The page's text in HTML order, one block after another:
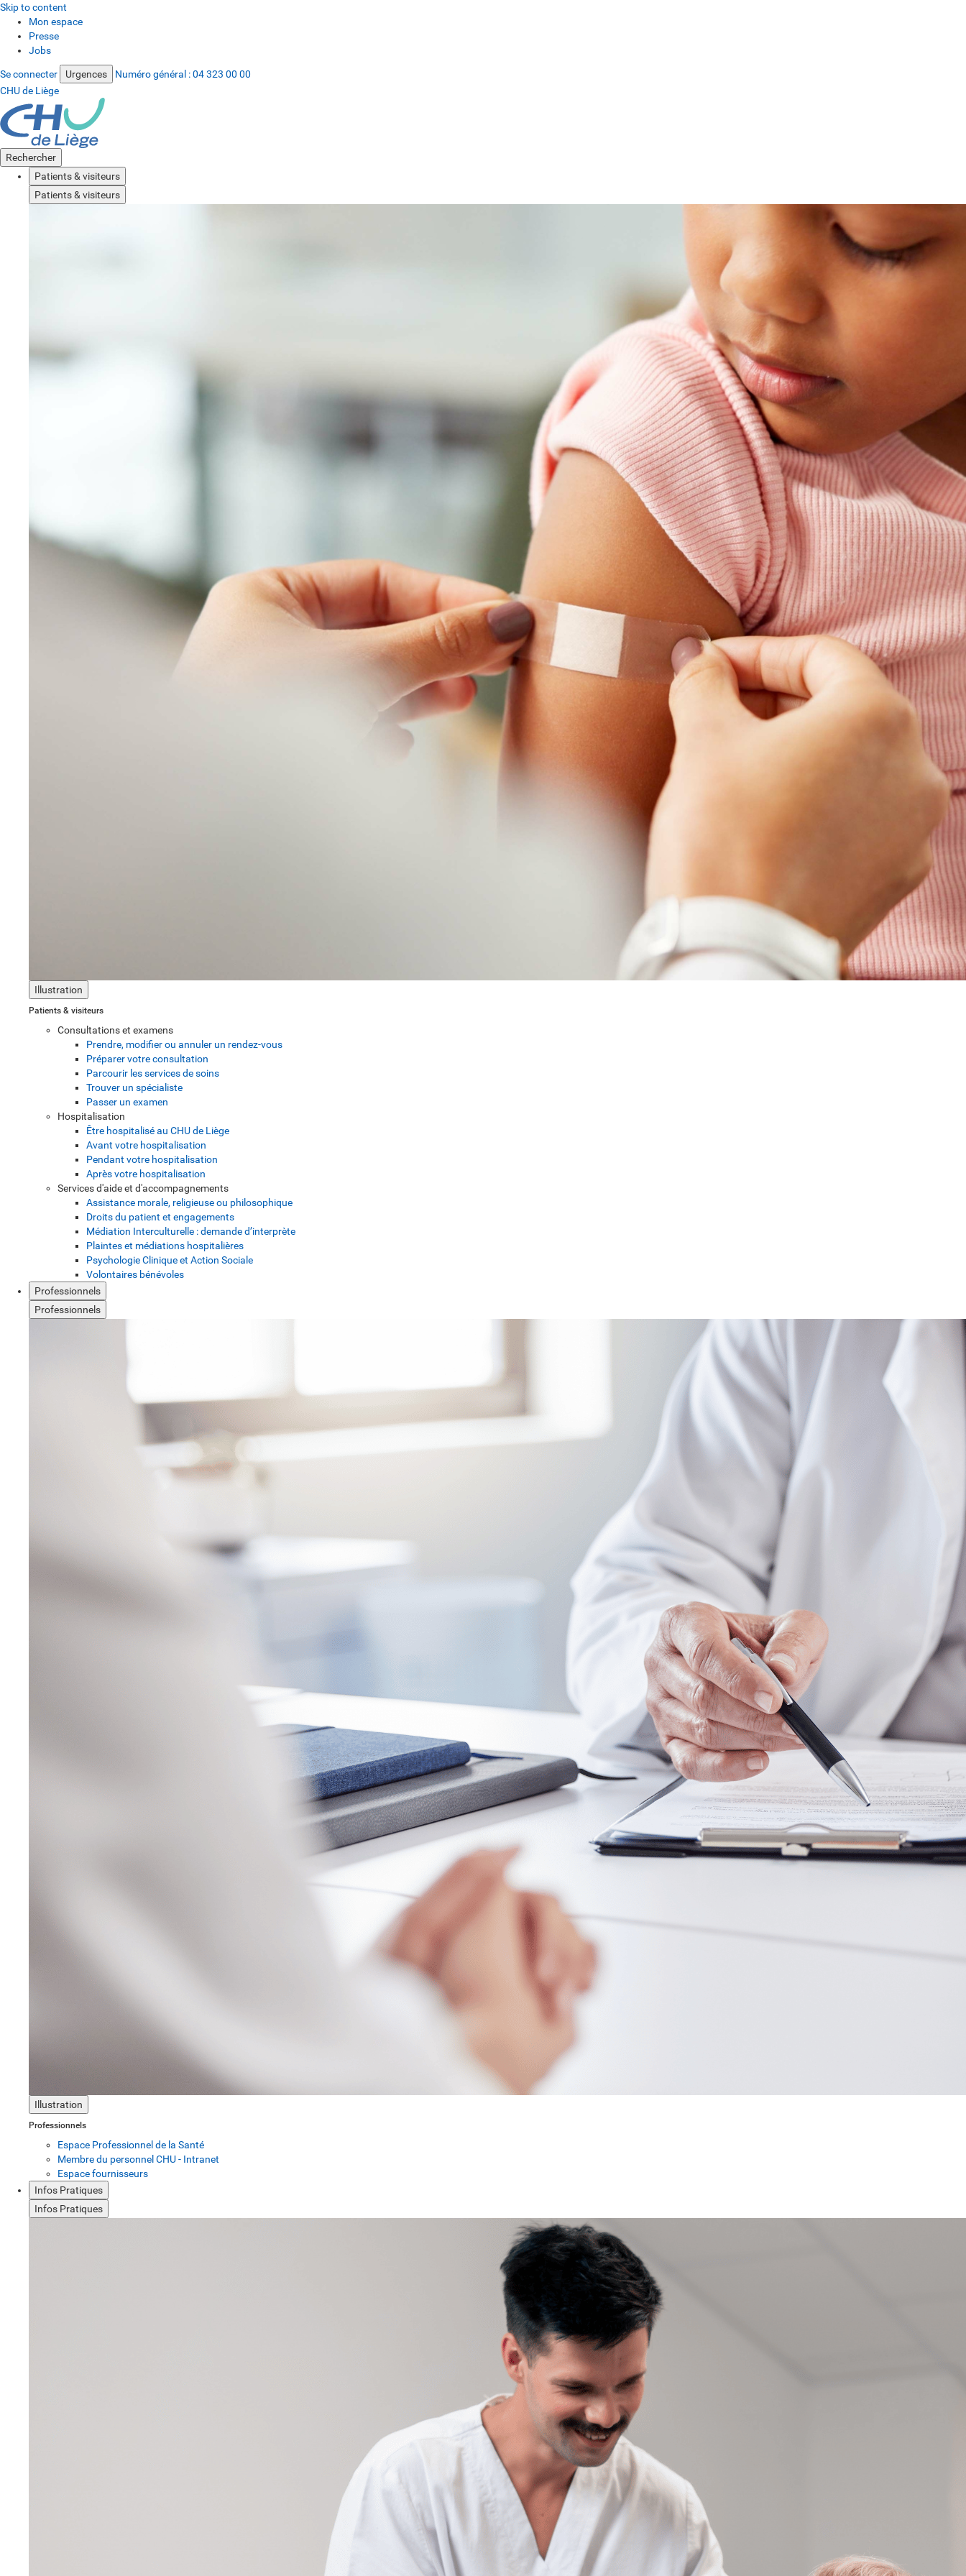
Skip to content
Mon espace
Presse
Jobs
Se connecter Urgences Numéro général :04 323 00 00
CHU de Liège
Rechercher
Patients & visiteurs
Patients & visiteurs
Illustration
Patients & visiteurs
Consultations et examens
Prendre, modifier ou annuler un rendez-vous
Préparer votre consultation
Parcourir les services de soins
Trouver un spécialiste
Passer un examen
Hospitalisation
Être hospitalisé au CHU de Liège
Avant votre hospitalisation
Pendant votre hospitalisation
Après votre hospitalisation
Services d'aide et d'accompagnements
Assistance morale, religieuse ou philosophique
Droits du patient et engagements
Médiation Interculturelle : demande d’interprète
Plaintes et médiations hospitalières
Psychologie Clinique et Action Sociale
Volontaires bénévoles
Professionnels
Professionnels
Illustration
Professionnels
Espace Professionnel de la Santé
Membre du personnel CHU - Intranet
Espace fournisseurs
Infos Pratiques
Infos Pratiques